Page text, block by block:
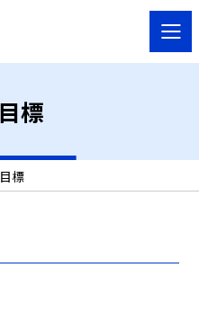
標
標